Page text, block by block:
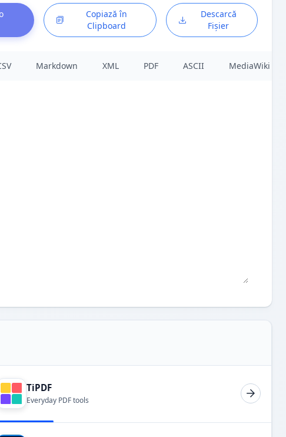
Copiază în
Clipboard
Descarcă
Fișier
Markdown XML PDF ASCII MediaWiki
TiPDF
Everyday PDF tools